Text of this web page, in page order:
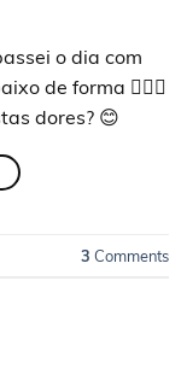
o dia com
de forma 🤦🏻‍♀️
dores? 😊
3 Comments